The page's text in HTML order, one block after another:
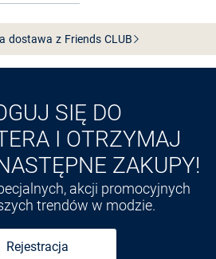
dostawa z FriendsCLUB
czasu zwrotu towaru: 60 dni
aplikację VAN GRAAF
SIĘ DO
I OTRZYMAJ
ZAKUPY!
akcji promocyjnych
trendów w modzie.
Rejestracja